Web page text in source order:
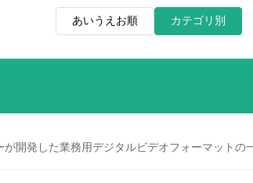
あいうえお順 カテゴリ別
が開発した業務用デジタルビデオフォーマットの